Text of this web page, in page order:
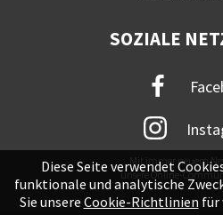
SOZIALE
Mit immer neuem
unsere Online-
Diese Seite verwendet
funktionale und analytische
Sie unsere Cookie-Richtlinien für